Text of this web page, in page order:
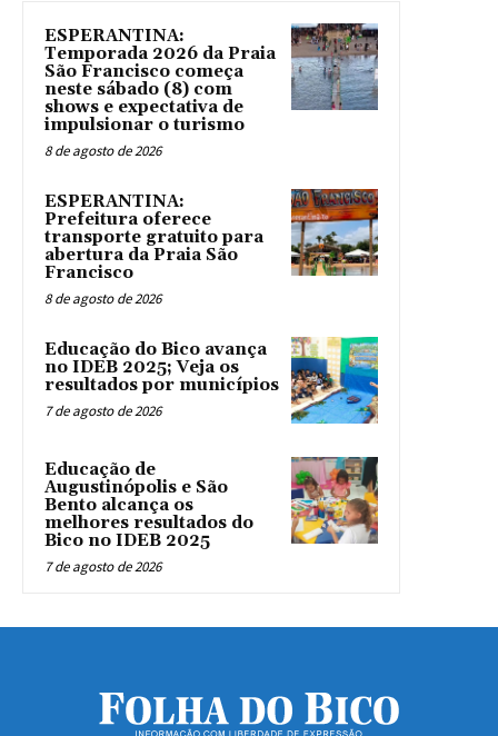
ESPERANTINA:
Temporada 2026 da Praia
São Francisco começa
neste sábado (8) com
shows e expectativa de
impulsionar o turismo
8 de agosto de 2026
ESPERANTINA:
Prefeitura oferece
transporte gratuito para
abertura da Praia São
Francisco
8 de agosto de 2026
Educação do Bico avança
no IDEB 2025; Veja os
resultados por municípios
7 de agosto de 2026
Educação de
Augustinópolis e São
Bento alcança os
melhores resultados do
Bico no IDEB 2025
7 de agosto de 2026